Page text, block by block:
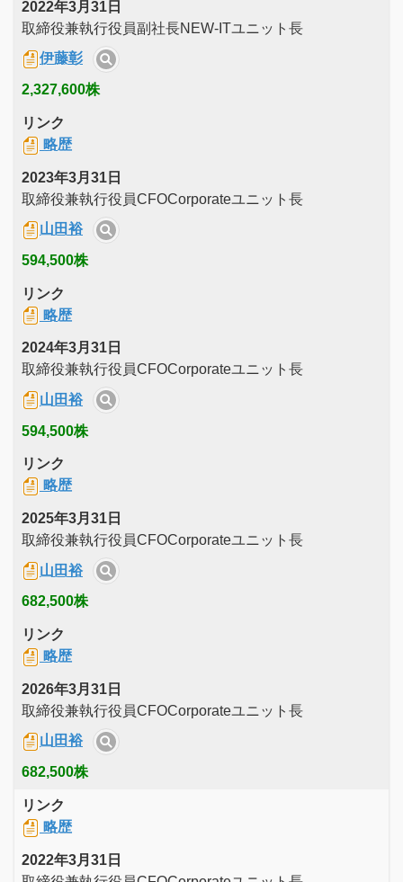
2022年3月31日
取締役兼執行役員副社長NEW-ITユニット長
伊藤彰
2,327,600株
リンク
略歴
2023年3月31日
取締役兼執行役員CFOCorporateユニット長
山田裕
594,500株
リンク
略歴
2024年3月31日
取締役兼執行役員CFOCorporateユニット長
山田裕
594,500株
リンク
略歴
2025年3月31日
取締役兼執行役員CFOCorporateユニット長
山田裕
682,500株
リンク
略歴
2026年3月31日
取締役兼執行役員CFOCorporateユニット長
山田裕
682,500株
リンク
略歴
2022年3月31日